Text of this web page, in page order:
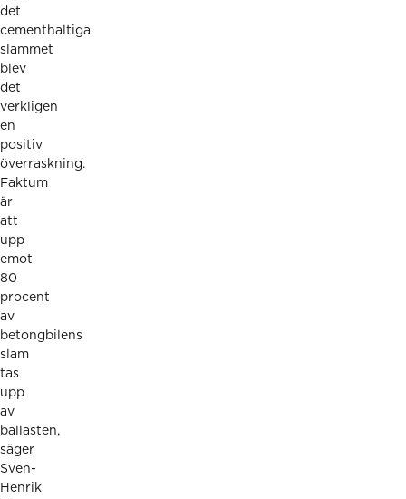
det
cementhaltiga
slammet
blev
det
verkligen
en
positiv
överraskning.
Faktum
är
att
upp
emot
80
procent
av
betongbilens
slam
tas
upp
av
ballasten,
säger
Sven-
Henrik